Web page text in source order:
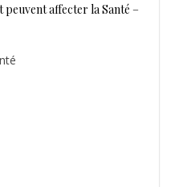
affecter la Santé –